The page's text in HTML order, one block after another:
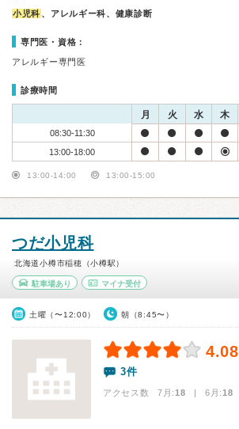
小児科 、アレルギー科、健康診断
専門医・資格：
アレルギー専門医
診療時間
月 火 水 木
08:30-11:30
13:00-18:00
13:00-14:00 13:00-15:00
つだ小児科
北海道小樽市稲穂（小樽駅）
駐車場あり マイナ受付
土曜（〜12:00） 朝（8:45〜）
4.08
3件
アクセス数 7月:18 | 6月:18